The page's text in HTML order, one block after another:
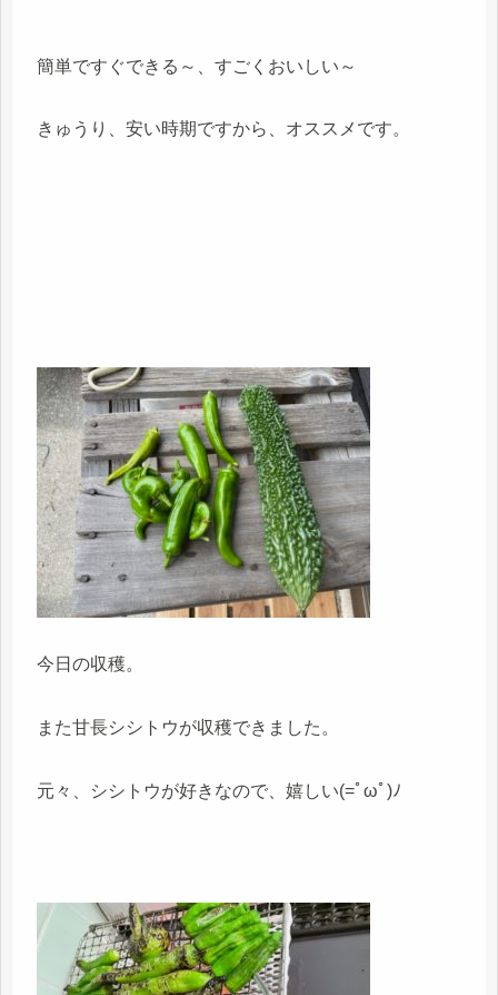
簡単ですぐできる～、すごくおいしい～
きゅうり、安い時期ですから、オススメです。
今日の収穫。
また甘長シシトウが収穫できました。
元々、シシトウが好きなので、嬉しい(=ﾟωﾟ)ﾉ